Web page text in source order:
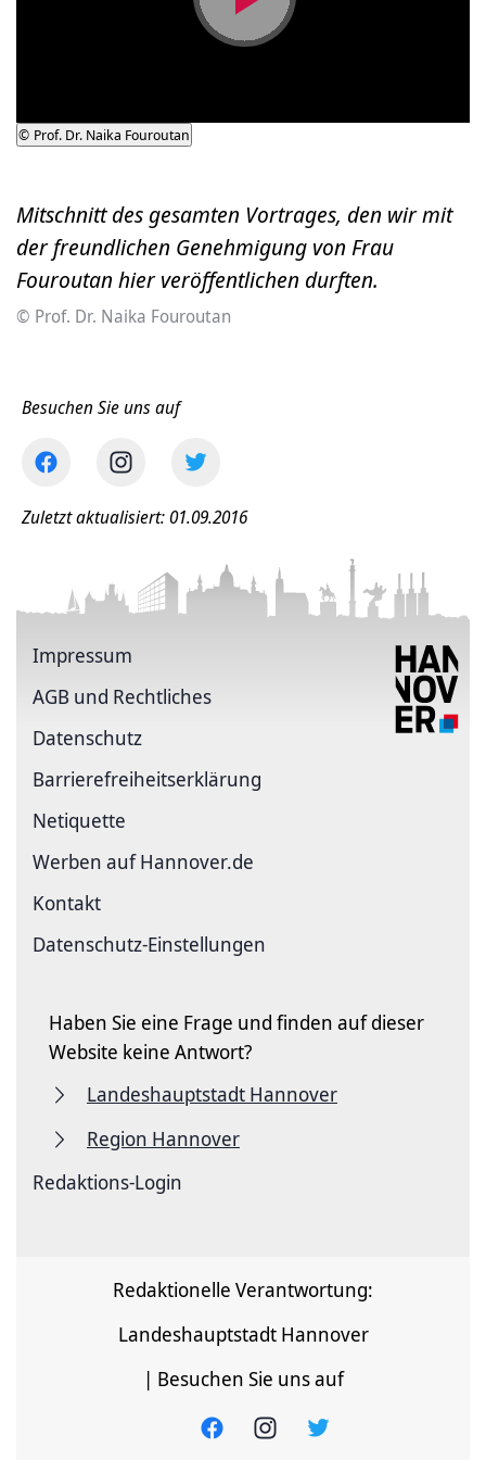
Video
© Prof. Dr. Naika Fouroutan
Mitschnitt des gesamten Vortrages, den wir mit
der freundlichen Genehmigung von Frau
Fouroutan hier veröffentlichen durften.
© Prof. Dr. Naika Fouroutan
Besuchen Sie uns auf
Zuletzt aktualisiert: 01.09.2016
Impressum
AGB und Rechtliches
Datenschutz
Barriere­freiheits­erklärung
Netiquette
Werben auf Hannover.de
Kontakt
Datenschutz-Einstellungen
Haben Sie eine Frage und finden auf dieser
Website keine Antwort?
Landeshauptstadt Hannover
Region Hannover
Redaktions-Login
Redaktionelle Verantwortung:
Landeshauptstadt Hannover
| Besuchen Sie uns auf